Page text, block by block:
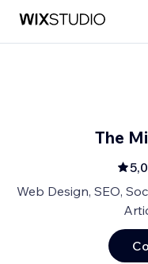
The
5,0
Web Design, SEO,